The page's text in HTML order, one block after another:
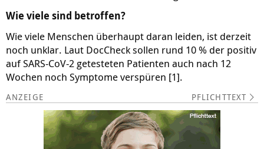
Wie viele sind betroffen?
Wie viele Menschen überhaupt daran leiden, ist derzeit
noch unklar. Laut DocCheck sollen rund 10 % der positiv
auf SARS-CoV-2 getesteten Patienten auch nach 12
Wochen noch Symptome verspüren [1].
PFLICHTTEXT